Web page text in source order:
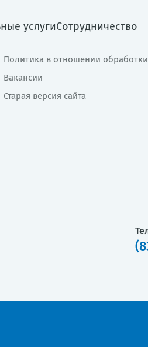
услугиСотрудничество
Политика в отношении
Вакансии
Старая версия сайта